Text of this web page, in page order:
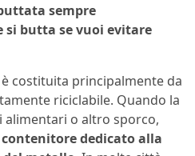
sempre
si butta se vuoi evitare
è costituita principalmente da
riciclabile. Quando la
alimentari o altro sporco,
contenitore dedicato alla